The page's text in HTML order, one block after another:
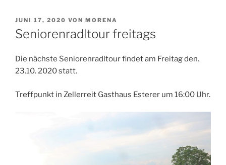
VERÖFFENTLICHT
AM
JUNI 17, 2020 VON MORENA
Seniorenradltour freitags
Die nächste Seniorenradltour findet am Freitag den.
23.10. 2020 statt.
Treffpunkt in Zellerreit Gasthaus Esterer um 16:00 Uhr.